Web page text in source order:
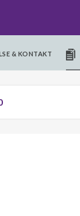
& KONTAKT